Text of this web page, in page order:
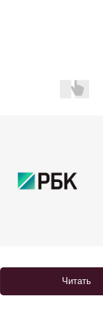
Читать